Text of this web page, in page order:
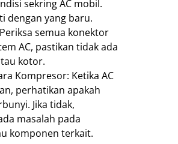
sekring AC mobil.
dengan yang baru.
semua konektor
AC, pastikan tidak ada
kotor.
Kompresor: Ketika AC
perhatikan apakah
Jika tidak,
masalah pada
komponen terkait.